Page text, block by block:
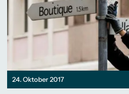
24. Oktober 2017